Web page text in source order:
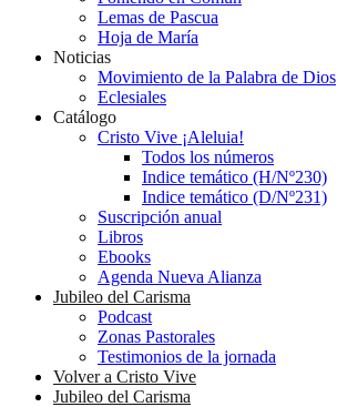
Lemas de Pascua
Hoja de María
Noticias
Movimiento de la Palabra de Dios
Eclesiales
Catálogo
Cristo Vive ¡Aleluia!
Todos los números
Indice temático (H/Nº230)
Indice temático (D/Nº231)
Suscripción anual
Libros
Ebooks
Agenda Nueva Alianza
Jubileo del Carisma
Podcast
Zonas Pastorales
Testimonios de la jornada
Volver a Cristo Vive
Jubileo del Carisma